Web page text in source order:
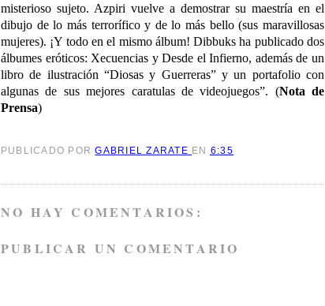
misterioso sujeto. Azpiri vuelve a demostrar su maestría en el
dibujo de lo más terrorífico y de lo más bello (sus maravillosas
mujeres). ¡Y todo en el mismo álbum! Dibbuks ha publicado dos
álbumes eróticos: Xecuencias y Desde el Infierno, además de un
libro de ilustración “Diosas y Guerreras” y un portafolio con
algunas de sus mejores caratulas de videojuegos”. (Nota de
Prensa)
PUBLICADO PORGABRIEL ZARATE EN 6:35
NO HAY COMENTARIOS:
PUBLICAR UN COMENTARIO